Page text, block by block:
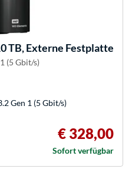
TB, Externe Festplatte
(5 Gbit/s)
Gen 1 (5 Gbit/s)
€ 328,00
Sofort verfügbar